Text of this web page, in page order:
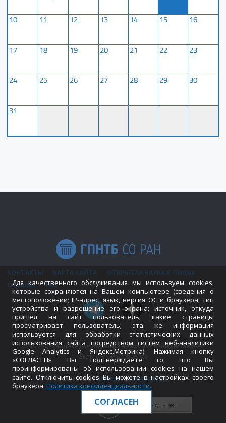
10 11 12 13 14 15 16
17 18 19 20 21 22 23
24 25 26 27 28 29 30
31
КОНТАКТЫ КАРТА САЙТА
ОТКРЫТАЯ НАУКА В ЛИЦАХ
ОТЗЫВЫ
FAQ
©2022 Библиотека для открытой науки. Фото предоставлено
Екатериной Шевченко
POWERED BYSEPTERA&WORDPRESS.
Для качественного обслуживания мы используем cookies,
которые сохраняются на Вашем компьютере (сведения о
местоположении; IP-адрес; язык, версия ОС и браузера; тип
устройства и разрешение его экрана; источник, откуда
пришел на сайт пользователь; какие страницы
просматривает пользователь; эта же информация
используется для обработки статистических данных
использования сайта посредством систем веб-аналитики
Google Analytics и Яндекс.Метрика). Нажимая кнопку
«СОГЛАСЕН», Вы подтверждаете то, что Вы
проинформированы об использовании cookies на нашем
сайте. Отключить cookies Вы можете в настройках своего
браузера. Политика конфиденциальности.
СОГЛАСЕН